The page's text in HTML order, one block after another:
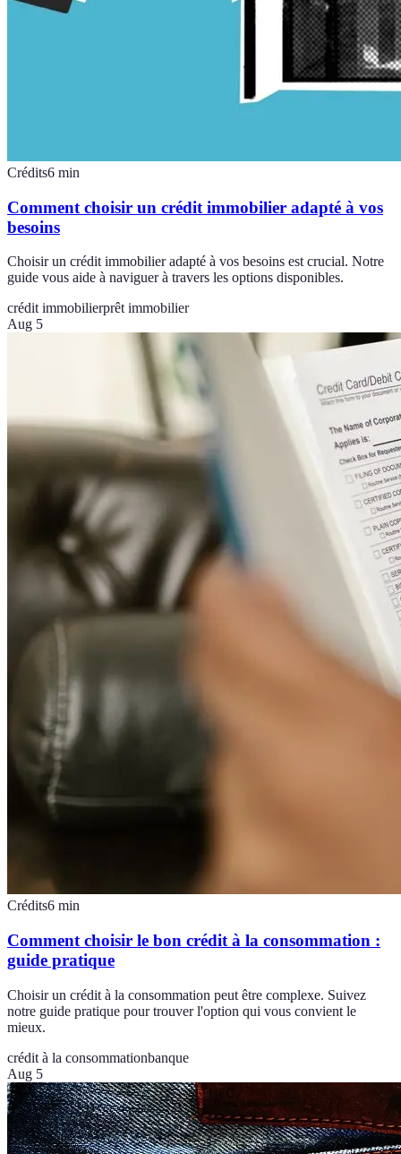
Crédits6 min
Comment choisir un crédit immobilier adapté à vos
besoins
Choisir un crédit immobilier adapté à vos besoins est crucial. Notre
guide vous aide à naviguer à travers les options disponibles.
crédit immobilierprêt immobilier
Aug 5
Crédits6 min
Comment choisir le bon crédit à la consommation :
guide pratique
Choisir un crédit à la consommation peut être complexe. Suivez
notre guide pratique pour trouver l'option qui vous convient le
mieux.
crédit à la consommationbanque
Aug 5